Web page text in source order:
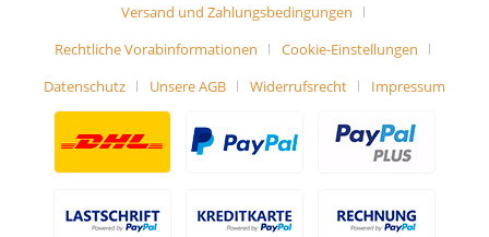
Versand und Zahlungsbedingungen
Rechtliche Vorabinformationen
Cookie-Einstellungen
Datenschutz
Unsere AGB Widerrufsrecht Impressum